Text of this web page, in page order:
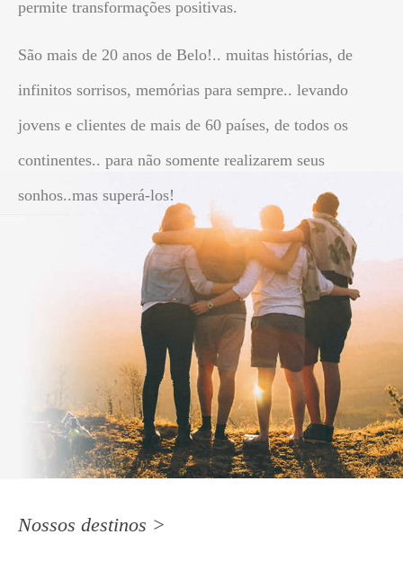
permite transformações positivas.
São mais de 20 anos de Belo!.. muitas histórias, de
infinitos sorrisos, memórias para sempre.. levando
jovens e clientes de mais de 60 países, de todos os
continentes.. para não somente realizarem seus
sonhos..mas superá-los!
Nossos destinos >